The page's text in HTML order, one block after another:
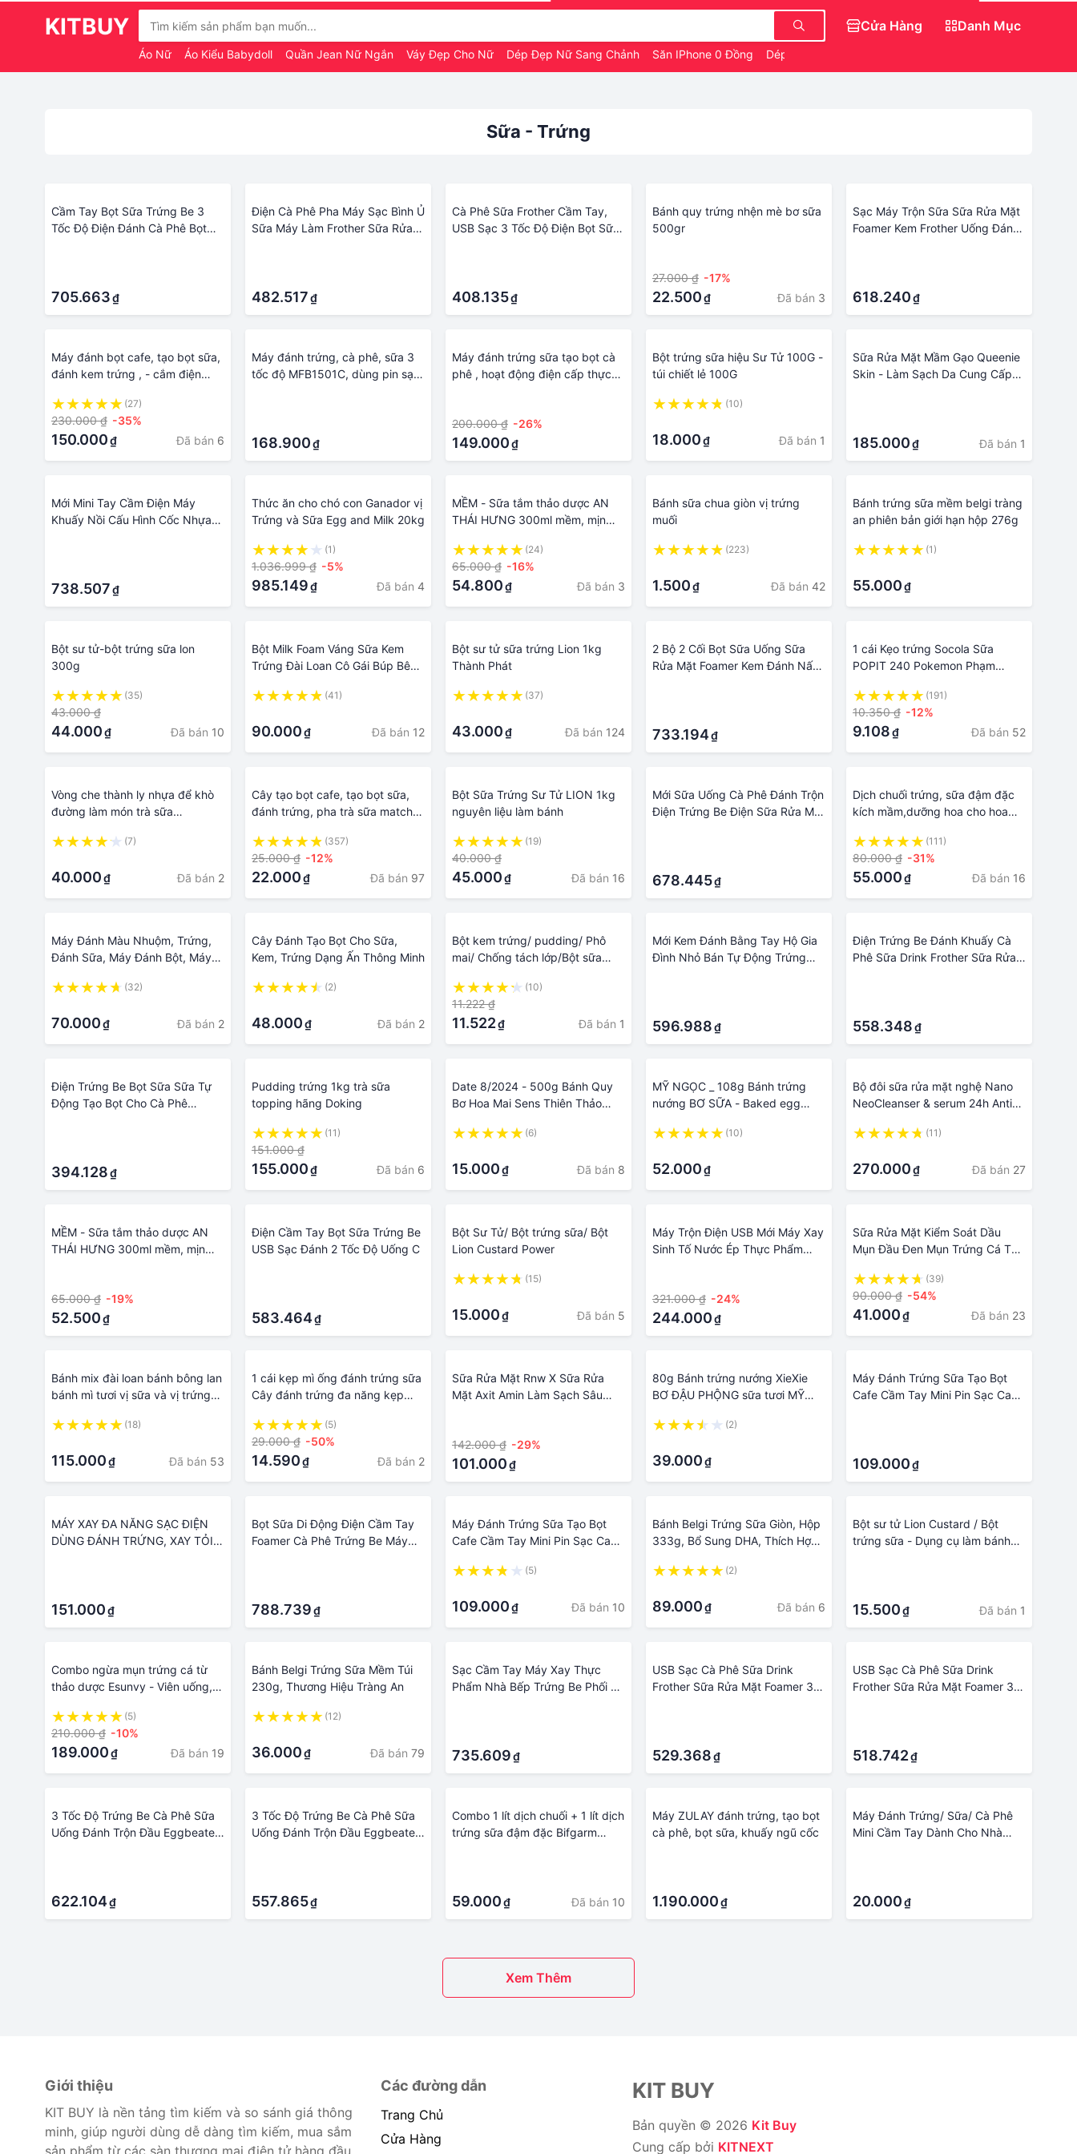
KITBUY
Áo Nữ Áo Kiểu Babydoll Quần Jean Nữ Ngắn Váy Đẹp Cho Nữ Dép Đẹp Nữ Sang Chảnh Săn IPhone 0 Đồng Dép Sục Crocs Hello Kitty
Cửa Hàng Danh Mục
Sữa - Trứng
Cầm Tay Bọt Sữa Trứng Be 3
Tốc Độ Điện Đánh Cà Phê Bọt
705.663₫
Điện Cà Phê Pha Máy Sạc Bình Ủ
Sữa Máy Làm Frother Sữa Rửa
482.517₫
Cà Phê Sữa Frother Cầm Tay,
USB Sạc 3 Tốc Độ Điện Bọt Sữa
408.135₫
Bánh quy trứng nhện mè bơ sữa
500gr
27.000 ₫ -17%
22.500₫ Đã bán 3
Sạc Máy Trộn Sữa Sữa Rửa Mặt
Foamer Kem Frother Uống Đánh
618.240₫
Máy đánh bọt cafe, tạo bọt sữa,
đánh kem trứng , - cắm điện
(27)
230.000 ₫ -35%
150.000₫ Đã bán 6
Máy đánh trứng, cà phê, sữa 3
tốc độ MFB1501C, dùng pin sạc,
168.900₫
Máy đánh trứng sữa tạo bọt cà
phê , hoạt động điện cấp thực
200.000 ₫ -26%
149.000₫
Bột trứng sữa hiệu Sư Tử 100G -
túi chiết lẻ 100G
(10)
18.000₫ Đã bán 1
Sữa Rửa Mặt Mầm Gạo Queenie
Skin - Làm Sạch Da Cung Cấp
Trứng Cá - 120 Gram - Hàng
Chính Hãng
185.000₫ Đã bán 1
Mới Mini Tay Cầm Điện Máy
Khuấy Nồi Cấu Hình Cốc Nhựa
Nhà Bếp
738.507₫
Thức ăn cho chó con Ganador vị
Trứng và Sữa Egg and Milk 20kg
(1)
1.036.999 ₫ -5%
985.149₫ Đã bán 4
MỀM - Sữa tắm thảo dược AN
THÁI HƯNG 300ml mềm, mịn
cá
(24)
65.000 ₫ -16%
54.800₫ Đã bán 3
Bánh sữa chua giòn vị trứng
muối
(223)
1.500₫ Đã bán 42
Bánh trứng sữa mềm belgi tràng
an phiên bản giới hạn hộp 276g
(1)
55.000₫
Bột sư tử-bột trứng sữa lon
300g
(35)
43.000 ₫
44.000₫ Đã bán 10
Bột Milk Foam Váng Sữa Kem
Trứng Đài Loan Cô Gái Búp Bê
(41)
90.000₫ Đã bán 12
Bột sư tử sữa trứng Lion 1kg
Thành Phát
(37)
43.000₫ Đã bán 124
2 Bộ 2 Cối Bọt Sữa Uống Sữa
Rửa Mặt Foamer Kem Đánh Nấu
733.194₫
1 cái Kẹo trứng Socola Sữa
POPIT 240 Pokemon Phạm
(191)
10.350 ₫ -12%
9.108₫ Đã bán 52
Vòng che thành ly nhựa để khò
đường làm món trà sữa
(7)
40.000₫ Đã bán 2
Cây tạo bọt cafe, tạo bọt sữa,
đánh trứng, pha trà sữa matcha,
dùng pin AA
(357)
25.000 ₫ -12%
22.000₫ Đã bán 97
Bột Sữa Trứng Sư Tử LION 1kg
nguyên liệu làm bánh
(19)
40.000 ₫
45.000₫ Đã bán 16
Mới Sữa Uống Cà Phê Đánh Trộn
Điện Trứng Be Điện Sữa Rửa Mặt
678.445₫
Dịch chuối trứng, sữa đậm đặc
kích mầm,dưỡng hoa cho hoa
(111)
80.000 ₫ -31%
55.000₫ Đã bán 16
Máy Đánh Màu Nhuộm, Trứng,
Đánh Sữa, Máy Đánh Bột, Máy
Mạnh- sạc USB(32)
70.000₫ Đã bán 2
Cây Đánh Tạo Bọt Cho Sữa,
Kem, Trứng Dạng Ấn Thông Minh
(2)
48.000₫ Đã bán 2
Bột kem trứng/ pudding/ Phô
mai/ Chống tách lớp/Bột sữa
100g TIỆN LỢI(10)
11.222 ₫
11.522₫ Đã bán 1
Mới Kem Đánh Bằng Tay Hộ Gia
Đình Nhỏ Bán Tự Động Trứng
596.988₫
Điện Trứng Be Đánh Khuấy Cà
Phê Sữa Drink Frother Sữa Rửa
558.348₫
Điện Trứng Be Bọt Sữa Sữa Tự
Động Tạo Bọt Cho Cà Phê
394.128₫
Pudding trứng 1kg trà sữa
topping hãng Doking
(11)
151.000 ₫
155.000₫ Đã bán 6
Date 8/2024 - 500g Bánh Quy
Bơ Hoa Mai Sens Thiên Thảo
Ký, DING DING FOOD
(6)
15.000₫ Đã bán 8
MỸ NGỌC _ 108g Bánh trứng
nướng BƠ SỮA - Baked egg
(10)
52.000₫
Bộ đôi sữa rửa mặt nghệ Nano
NeoCleanser & serum 24h Anti-
giảm mụn sưng, mụn trứng cá
(11)
270.000₫ Đã bán 27
MỀM - Sữa tắm thảo dược AN
THÁI HƯNG 300ml mềm, mịn
65.000 ₫ -19%
52.500₫
Điện Cầm Tay Bọt Sữa Trứng Be
USB Sạc Đánh 2 Tốc Độ Uống C
583.464₫
Bột Sư Tử/ Bột trứng sữa/ Bột
Lion Custard Power
(15)
15.000₫ Đã bán 5
Máy Trộn Điện USB Mới Máy Xay
Sinh Tố Nước Ép Thực Phẩm
Bếp Máy Tạo Bọt Cầm Tay Cho
Cà Phê Cappuccino
321.000 ₫ -24%
244.000₫
Sữa Rửa Mặt Kiểm Soát Dầu
Mụn Đầu Đen Mụn Trứng Cá Thu
Giữ Ẩm Lâu Chăm Sóc Da Cho
Nam 100ml BINGJU LAVA SKIN
CLEANSER MAN
(39)
90.000 ₫ -54%
41.000₫ Đã bán 23
Bánh mix đài loan bánh bông lan
bánh mì tươi vị sữa và vị trứng
đồ ăn vặt nội địa trung ăn vụn
(18)
115.000₫ Đã bán 53
1 cái kẹp mì ống đánh trứng sữa
Cây đánh trứng đa năng kẹp
trộn thủ công Kẹp thực phẩm
phụ kiện nhà bếp
(5)
29.000 ₫ -50%
14.590₫ Đã bán 2
Sữa Rửa Mặt Rnw X Sữa Rửa
Mặt Axit Amin Làm Sạch Sâu
Nam Nữ Chuyên Dụng Hàng
Chính Hãng
142.000 ₫ -29%
101.000₫
80g Bánh trứng nướng XieXie
BƠ ĐẬU PHỘNG sữa tươi MỸ
(2)
39.000₫
Máy Đánh Trứng Sữa Tạo Bọt
Cafe Cầm Tay Mini Pin Sạc Cao
109.000₫
MÁY XAY ĐA NĂNG SẠC ĐIỆN
DÙNG ĐÁNH TRỨNG, XAY TỎI
vị, nghiền tỏi, xay thịt với thiết kế
không dây sạc điện rất tiện
151.000₫
Bọt Sữa Di Động Điện Cầm Tay
Foamer Cà Phê Trứng Be Máy
788.739₫
Máy Đánh Trứng Sữa Tạo Bọt
Cafe Cầm Tay Mini Pin Sạc Cao
Hãng
(5)
109.000₫ Đã bán 10
Bánh Belgi Trứng Sữa Giòn, Hộp
333g, Bổ Sung DHA, Thích Hợp
(2)
89.000₫ Đã bán 6
Bột sư tử Lion Custard / Bột
trứng sữa - Dụng cụ làm bánh
15.500₫ Đã bán 1
Combo ngừa mụn trứng cá từ
thảo dược Esunvy - Viên uống,
mát gan, giảm mụnn, mờ thâm
(5)
210.000 ₫ -10%
189.000₫ Đã bán 19
Bánh Belgi Trứng Sữa Mềm Túi
230g, Thương Hiệu Tràng An
(12)
36.000₫ Đã bán 79
Sạc Cầm Tay Máy Xay Thực
Phẩm Nhà Bếp Trứng Be Phối 3
735.609₫
USB Sạc Cà Phê Sữa Drink
Frother Sữa Rửa Mặt Foamer 3
529.368₫
USB Sạc Cà Phê Sữa Drink
Frother Sữa Rửa Mặt Foamer 3
518.742₫
3 Tốc Độ Trứng Be Cà Phê Sữa
Uống Đánh Trộn Đầu Eggbeater
622.104₫
3 Tốc Độ Trứng Be Cà Phê Sữa
Uống Đánh Trộn Đầu Eggbeater
557.865₫
Combo 1 lít dịch chuối + 1 lít dịch
trứng sữa đậm đặc Bifgarm
59.000₫ Đã bán 10
Máy ZULAY đánh trứng, tạo bọt
cà phê, bọt sữa, khuấy ngũ cốc
1.190.000₫
Máy Đánh Trứng/ Sữa/ Cà Phê
Mini Cầm Tay Dành Cho Nhà
20.000₫
Xem Thêm
Giới thiệu
KIT BUY là nền tảng tìm kiếm và so sánh giá thông
minh, giúp người dùng dễ dàng tìm kiếm, mua sắm
sản phẩm từ các sàn thương mại điện tử hàng đầu
Các đường dẫn
Trang Chủ
Cửa Hàng
KIT BUY
Bản quyền © 2026 Kit Buy
Cung cấp bởi KITNEXT